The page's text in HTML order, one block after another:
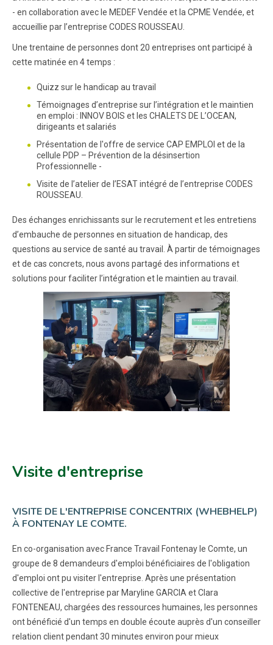
- en collaboration avec le MEDEF Vendée et la CPME Vendée, et
accueillie par l’entreprise CODES ROUSSEAU.
Une trentaine de personnes dont 20 entreprises ont participé à
cette matinée en 4 temps :
Quizz sur le handicap au travail
Témoignages d’entreprise sur l’intégration et le maintien
en emploi : INNOV BOIS et les CHALETS DE L’OCEAN,
dirigeants et salariés
Présentation de l'offre de service CAP EMPLOI et de la
cellule PDP – Prévention de la désinsertion
Professionnelle -
Visite de l’atelier de l’ESAT intégré de l’entreprise CODES
ROUSSEAU.
Des échanges enrichissants sur le recrutement et les entretiens
d’embauche de personnes en situation de handicap, des
questions au service de santé au travail. À partir de témoignages
et de cas concrets, nous avons partagé des informations et
solutions pour faciliter l’intégration et le maintien au travail.
Visite d'entreprise
VISITE DE L'ENTREPRISE CONCENTRIX (WHEBHELP)
À FONTENAY LE COMTE.
En co-organisation avec France Travail Fontenay le Comte, un
groupe de 8 demandeurs d'emploi bénéficiaires de l'obligation
d'emploi ont pu visiter l'entreprise. Après une présentation
collective de l'entreprise par Maryline GARCIA et Clara
FONTENEAU, chargées des ressources humaines, les personnes
ont bénéficié d'un temps en double écoute auprès d'un conseiller
relation client pendant 30 minutes environ pour mieux